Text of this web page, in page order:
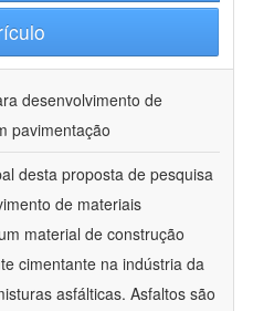
desenvolvimento de
pavimentação
desta proposta de pesquisa
de materiais
material de construção
cimentante na indústria da
asfálticas. Asfaltos são